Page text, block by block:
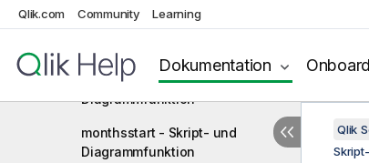
Qlik.com Community Learning
Dokumentation
monthsend - Skript- und
monthsname - Skript- und
Diagrammfunktion
monthsstart - Skript- und
Diagrammfunktion
Qlik